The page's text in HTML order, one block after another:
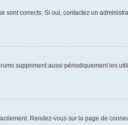
sont corrects. Si oui, contactez un
suppriment aussi périodiquement les
Rendez-vous sur la page de